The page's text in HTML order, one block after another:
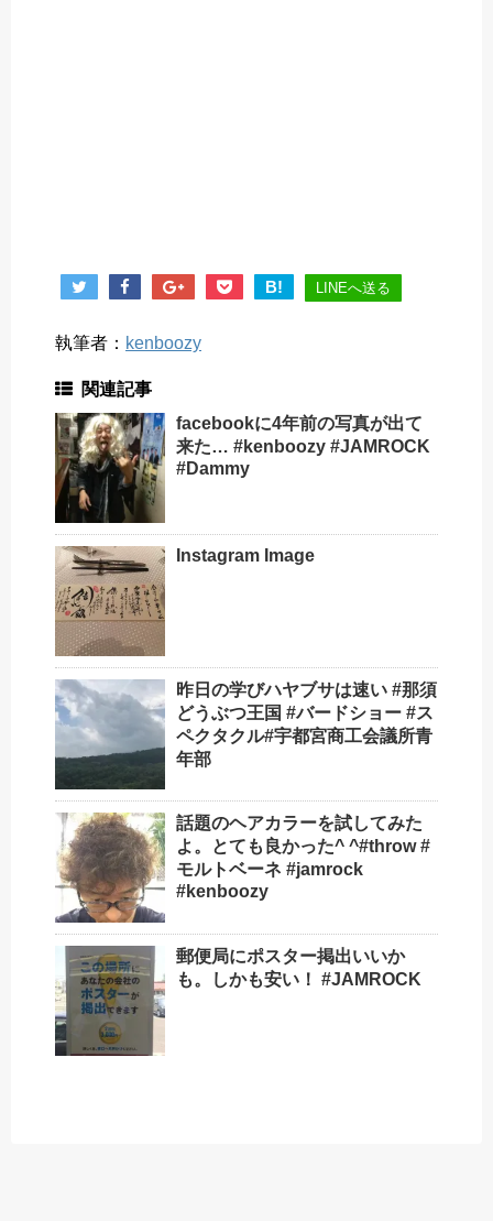
B! LINEへ送る
執筆者： kenboozy
関連記事
facebookに4年前の写真が出て
来た… #kenboozy #JAMROCK
#Dammy
Instagram Image
昨日の学びハヤブサは速い️ #那須
どうぶつ王国 #バードショー #ス
ペクタクル#宇都宮商工会議所青
年部
話題のヘアカラーを試してみた
よ。とても良かった^ ^#throw #
モルトベーネ #jamrock
#kenboozy
郵便局にポスター掲出いいか
も。しかも安い！ #JAMROCK